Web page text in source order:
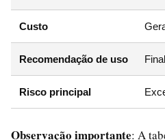
Custo
Recomendação de uso
Risco principal
Observação importante: A